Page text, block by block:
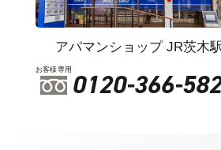
アパマンショップ JR茨木
お客様専用 0120-366-